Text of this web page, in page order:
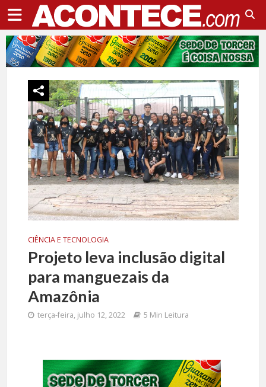
CIÊNCIA E TECNOLOGIA
Projeto leva inclusão digital
para manguezais da
Amazônia
terça-feira, julho 12, 2022 5 Min Leitura